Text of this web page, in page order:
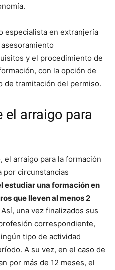
especialista en extranjería
y el procedimiento de
con la opción de
de tramitación del permiso.
el arraigo para
el arraigo para la formación
por circunstancias
estudiar una formación en
que lleven al menos 2
Así, una vez finalizados sus
correspondiente,
tipo de actividad
A su vez, en el caso de
por más de 12 meses, el